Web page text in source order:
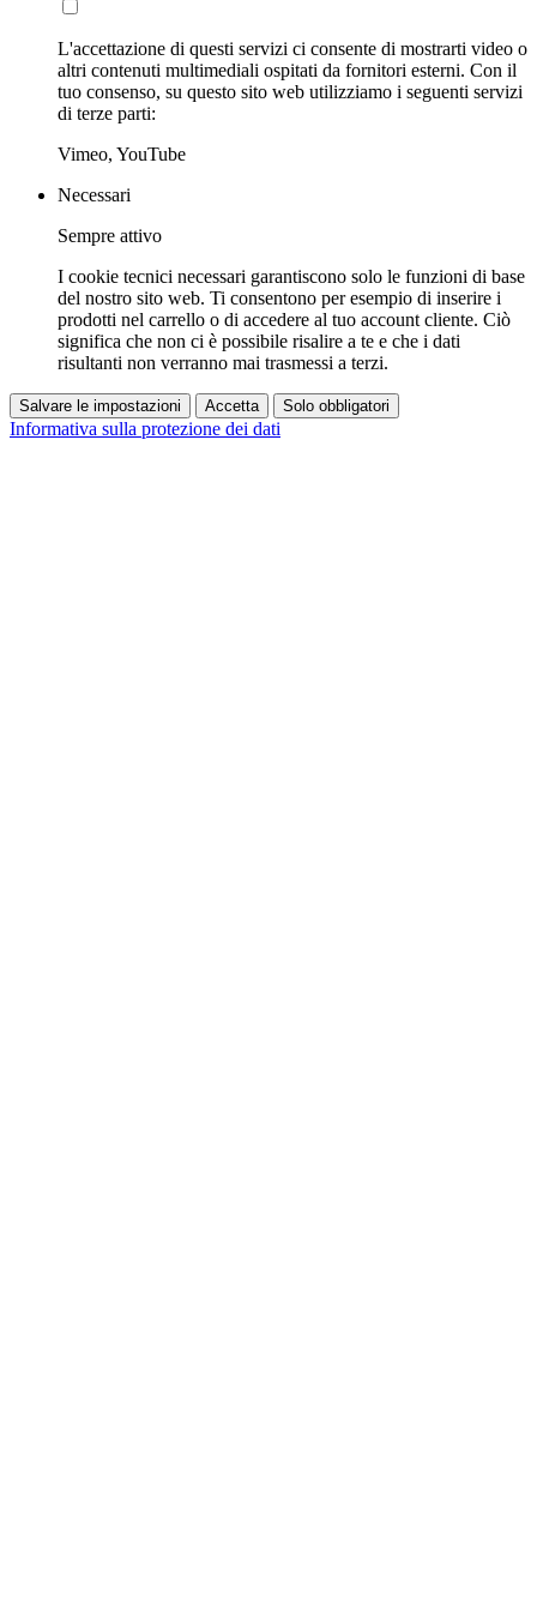
L'accettazione di questi servizi ci consente di mostrarti video o
altri contenuti multimediali ospitati da fornitori esterni. Con il
tuo consenso, su questo sito web utilizziamo i seguenti servizi
di terze parti:
Vimeo, YouTube
Necessari
Sempre attivo
I cookie tecnici necessari garantiscono solo le funzioni di base
del nostro sito web. Ti consentono per esempio di inserire i
prodotti nel carrello o di accedere al tuo account cliente. Ciò
significa che non ci è possibile risalire a te e che i dati
risultanti non verranno mai trasmessi a terzi.
Salvare le impostazioni Accetta Solo obbligatori
Informativa sulla protezione dei dati